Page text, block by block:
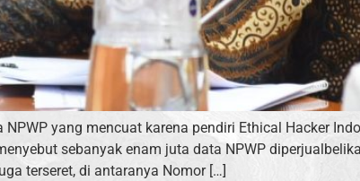
yang mencuat karena pendiri Ethical Hacker
sebanyak enam juta data NPWP
terseret, di antaranya Nomor […]